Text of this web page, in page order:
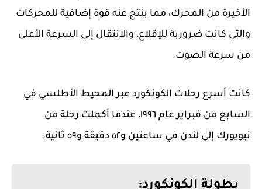
الأخيرة من المحرك، مما ينتج عنه قوة إضافية للمحركات
والتي كانت ضرورية للإقلاع، والانتقال إلي السرعة الأعلى
من سرعة الصوت.
كانت أسرع رحلات الكونكورد عبر المحيط الأطلسي في
السابع من فبراير عام ١٩٩٦، عندما أكملت رحلة من
نيويورك إلى لندن في ساعتين و٥٢ دقيقة و٥٩ ثانية.
بطولة الكونكورد: